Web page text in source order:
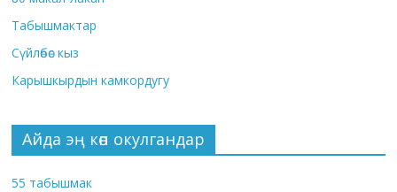
Табышмактар
Сүйлөбөс кыз
Карышкырдын камкордугу
Айда эң көп окулгандар
55 табышмак